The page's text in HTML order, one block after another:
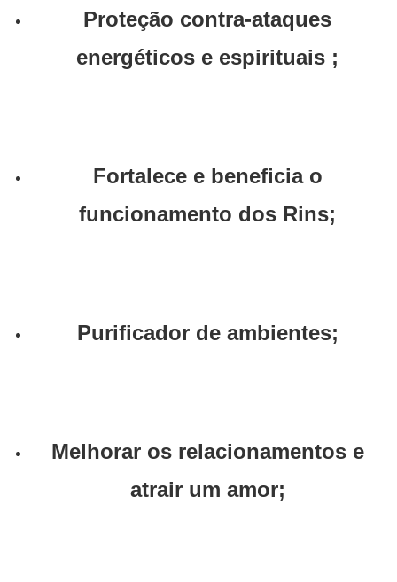
Proteção contra-ataques
energéticos e espirituais ;
Fortalece e beneficia o
funcionamento dos Rins;
Purificador de ambientes;
Melhorar os relacionamentos e
atrair um amor;